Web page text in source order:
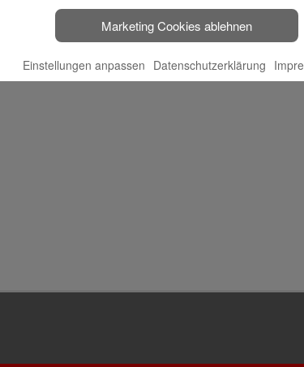
Marketing Cookies ablehnen
Einstellungen anpassen Datenschutzerklärung